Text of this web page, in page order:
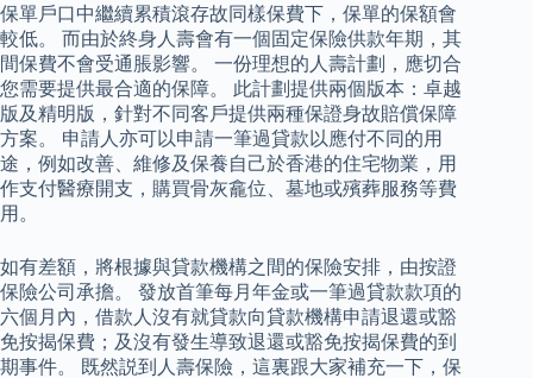
保單戶口中繼續累積滾存故同樣保費下，保單的保額會
較低。 而由於終身人壽會有一個固定保險供款年期，其
間保費不會受通脹影響。 一份理想的人壽計劃，應切合
您需要提供最合適的保障。 此計劃提供兩個版本：卓越
版及精明版，針對不同客戶提供兩種保證身故賠償保障
方案。 申請人亦可以申請一筆過貸款以應付不同的用
途，例如改善、維修及保養自己於香港的住宅物業，用
作支付醫療開支，購買骨灰龕位、墓地或殯葬服務等費
用。
如有差額，將根據與貸款機構之間的保險安排，由按證
保險公司承擔。 發放首筆每月年金或一筆過貸款款項的
六個月內，借款人沒有就貸款向貸款機構申請退還或豁
免按揭保費；及沒有發生導致退還或豁免按揭保費的到
期事件。 既然説到人壽保險，這裏跟大家補充一下，保